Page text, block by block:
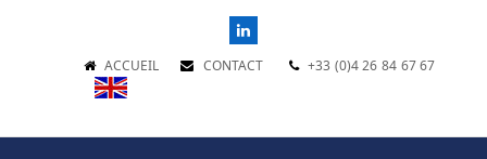
LinkedIn
ACCUEIL CONTACT +33 (0)4 26 84 67 67